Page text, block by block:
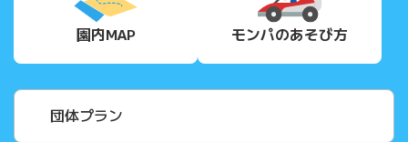
園内MAP モンパのあそび方
団体プラン